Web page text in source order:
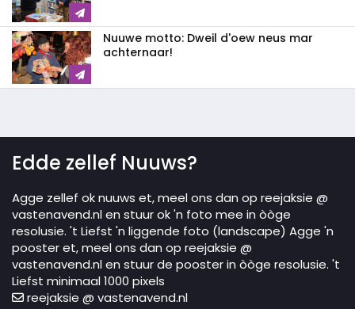
Nuuwe motto: Dweil d'oew neus mar
achternaar!
Edde zellef Nuuws?
Agge zellef ok nuuws et, meel ons dan op reejaksie @
vastenavend.nl en stuur ok 'n foto mee in òòge
resolusie. 't Liefst 'n liggende foto (landscape) Agge 'n
pooster et, meel ons dan op reejaksie @
vastenavend.nl en stuur de pooster in òòge resolusie. 't
Liefst minimaal 1000 pixels
reejaksie @ vastenavend.nl